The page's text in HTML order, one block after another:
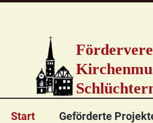
Navigation
Start Geförderte